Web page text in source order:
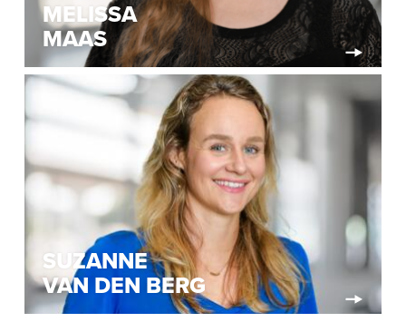
MELISSA
MAAS
SUZANNE
VAN DEN BERG